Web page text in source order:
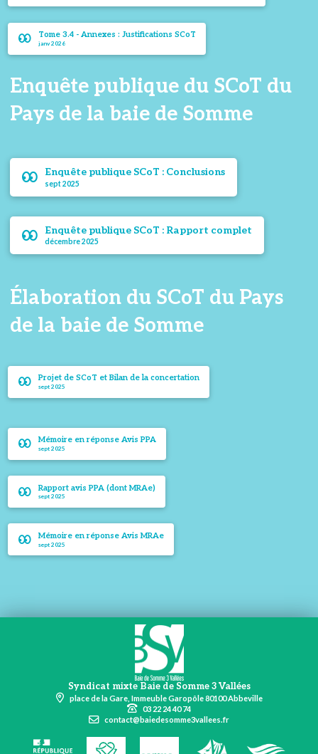
Tome 3.4 - Annexes : Justifications SCoT
janv 2026
Enquête publique du SCoT du
Pays de la baie de Somme
Enquête publique SCoT : Conclusions
sept 2025
Enquête publique SCoT : Rapport complet
décembre 2025
Élaboration du SCoT du Pays
de la baie de Somme
Projet de SCoT et Bilan de la concertation
sept 2025
Mémoire en réponse Avis PPA
sept 2025
Rapport avis PPA (dont MRAe)
sept 2025
Mémoire en réponse Avis MRAe
sept 2025
Syndicat mixte Baie de Somme 3 Vallées
place de la Gare, Immeuble Garopôle 80100 Abbeville
03 22 24 40 74
contact@baiedesomme3vallees.fr